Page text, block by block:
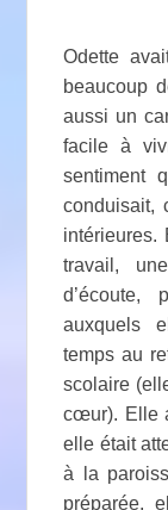
Odette
beaucoup
aussi un
facile à
sentiment
conduisait,
intérieures.
travail,
d’écoute,
auxquels
temps au
scolaire
cœur). Elle
elle était
à la
préparée,